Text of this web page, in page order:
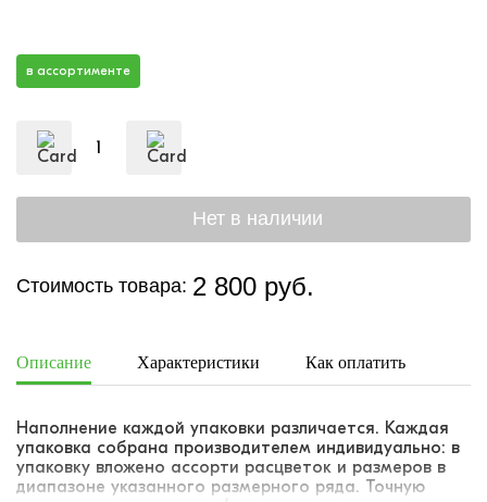
в ассортименте
Стоимость товара: 2 800 руб.
Описание Характеристики Как оплатить
Наполнение каждой упаковки различается. Каждая
упаковка собрана производителем индивидуально: в
упаковку вложено ассорти расцветок и размеров в
диапазоне указанного размерного ряда. Точную